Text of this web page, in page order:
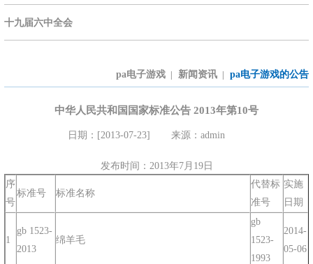
十九届六中全会
pa电子游戏 新闻资讯 pa电子游戏的公告
中华人民共和国国家标准公告 2013年第10号
日期：[2013-07-23] 来源：admin
发布时间：2013年7月19日
序
号
标准号 标准名称
代替标
准号
实施
日期
1
gb 1523-
2013
绵羊毛
gb
1523-
1993
2014-
05-06